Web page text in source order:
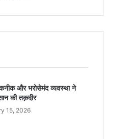
और भरोसेमंद व्यवस्था ने
की तक़दीर
15, 2026